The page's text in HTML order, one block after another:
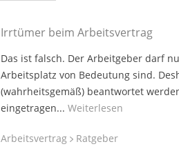
Irrtümer beim Arbeitsvertrag
Das ist falsch. Der Arbeitgeber darf
Arbeitsplatz von Bedeutung sind.
(wahrheitsgemäß) beantwortet
eingetragen... Weiterlesen
Arbeitsvertrag Ratgeber